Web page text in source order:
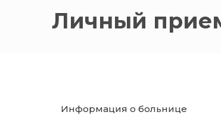
Личный
Информация о больнице